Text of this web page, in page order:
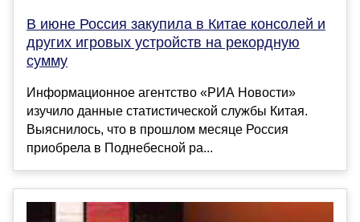
В июне Россия закупила в Китае консолей и
других игровых устройств на рекордную
сумму
Информационное агентство «РИА Новости»
изучило данные статистической службы Китая.
Выяснилось, что в прошлом месяце Россия
приобрела в Поднебесной ра...